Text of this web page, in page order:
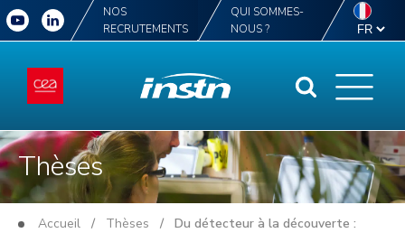
NOS
RECRUTEMENTS
QUI SOMMES-
NOUS ?
Thèses
Accueil / Thèses / Du détecteur à la découverte :